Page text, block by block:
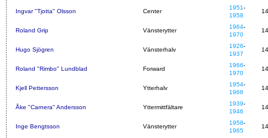
Ingvar "Tjotta" Olsson Center
1951-
1958
Roland Grip Vänsterytter
1964-
1970
Hugo Sjögren Vänsterhalv
1926-
1937
Roland "Rimbo" Lundblad Forward
1966-
1970
Kjell Pettersson Ytterhalv
1954-
1966
Åke "Carnera" Andersson Yttermittfältare
1939-
1946
Inge Bengtsson Vänsterytter
1958-
1965